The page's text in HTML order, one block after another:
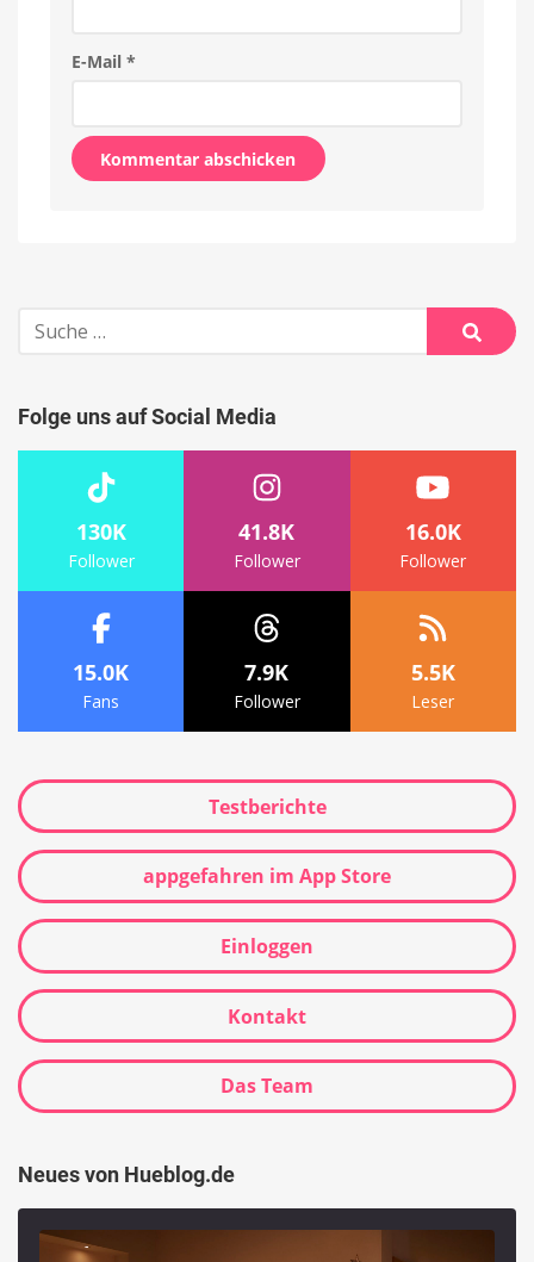
E-Mail *
Suche
nach:
Suche
Folge uns auf Social Media
130K
Follower
41.8K
Follower
16.0K
Follower
15.0K
Fans
7.9K
Follower
5.5K
Leser
Testberichte
appgefahren im App Store
Einloggen
Kontakt
Das Team
Neues von Hueblog.de